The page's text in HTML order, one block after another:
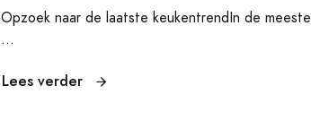
Opzoek naar de laatste keukentrendIn de meeste
...
Lees verder